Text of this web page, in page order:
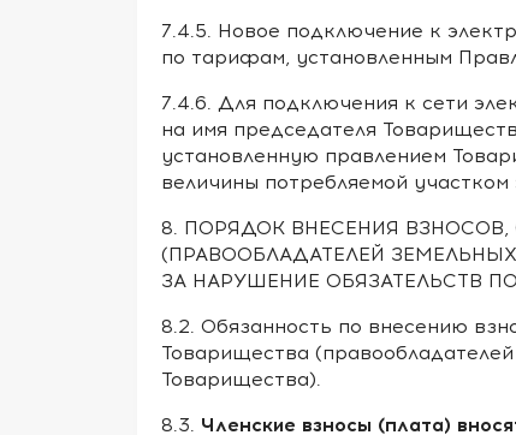
7.4.5. Новое подключение к
по тарифам, установленным
7.4.6. Для подключения к сети
на имя председателя
установленную правлением
величины потребляемой
8. ПОРЯДОК ВНЕСЕНИЯ
(ПРАВООБЛАДАТЕЛЕЙ
ЗА НАРУШЕНИЕ ОБЯЗАТЕЛЬСТВ
8.2. Обязанность по внесению
Товарищества
Товарищества).
8.3. Членские взносы (плата)